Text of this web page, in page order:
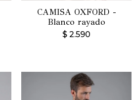
CAMISA OXFORD -
Blanco rayado
$ 2.590